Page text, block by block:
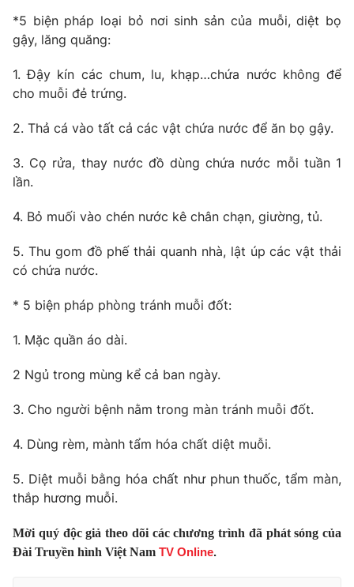
Khán giả
Giải sao mai
Âm nhạc
Du lịch
Làm đẹp
Chất lượng cuộc sống
Giáo dục
Tuyển sinh
Công nghệ
Hitech Công nghệ tương lai
Sản phẩm
Thị trường
Tư vấn
Lịch phát sóng
Chuyên mục khác
Emagazine
Video Shorts video
VTV Money VTV Thể thao
Thị trường 24h
VTV4 Vươn mình bằng AI
*5 biện pháp loại bỏ nơi sinh sản của muỗi, diệt bọ
gậy, lăng quăng:
1. Đậy kín các chum, lu, khạp…chứa nước không để
cho muỗi đẻ trứng.
2. Thả cá vào tất cả các vật chứa nước để ăn bọ gậy.
3. Cọ rửa, thay nước đồ dùng chứa nước mỗi tuần 1
lần.
4. Bỏ muối vào chén nước kê chân chạn, giường, tủ.
5. Thu gom đồ phế thải quanh nhà, lật úp các vật thải
có chứa nước.
* 5 biện pháp phòng tránh muỗi đốt:
1. Mặc quần áo dài.
2 Ngủ trong mùng kể cả ban ngày.
3. Cho người bệnh nằm trong màn tránh muỗi đốt.
4. Dùng rèm, mành tẩm hóa chất diệt muỗi.
5. Diệt muỗi bằng hóa chất như phun thuốc, tẩm màn,
thắp hương muỗi.
Mời quý độc giả theo dõi các chương trình đã phát sóng của
Đài Truyền hình Việt Nam TV Online.